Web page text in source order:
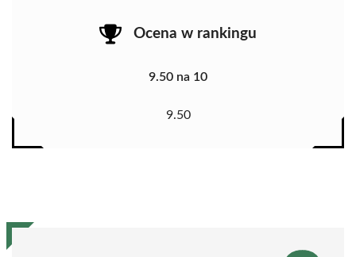
Ocena w rankingu
9.50 na 10
9.50